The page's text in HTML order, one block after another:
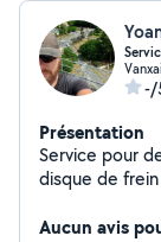
-/
Présentation
Service pour
disque de
Aucun avis